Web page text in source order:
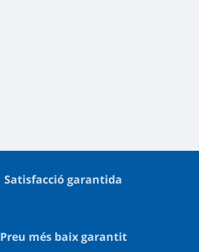
Satisfacció garantida
Preu més baix garantit